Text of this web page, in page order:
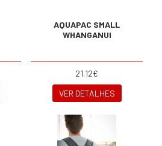
AQUAPAC SMALL
WHANGANUI
21.12€
VER DETALHES